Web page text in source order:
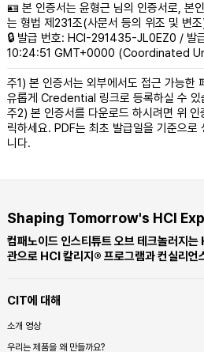
🪪 본 인증서는 윤형근 님의 인증서로, 본
는 형법 제231조(사문서 등의 위조 및 변
🔒 발급 번호: HCI-291435-JL0EZ0 /
10:24:51 GMT+0000 (Coordinated
주1) 본 인증서는 외부에서도 접근 가능
유롭게 Credential 링크로 등록하실 수 있
주2) 본 인증서를 다운로드 하시려면 위
릭하세요. PDF는 최초 발급일을 기준으로
니다.
Shaping Tomorrow's HCI
컴패노이드 인스티튜트 오브 테크놀러지는
관으로 HCI 칼리지® 프로그램과 컨실리언
CIT에 대해
소개 영상
우리는 제품을 왜 만들까요?